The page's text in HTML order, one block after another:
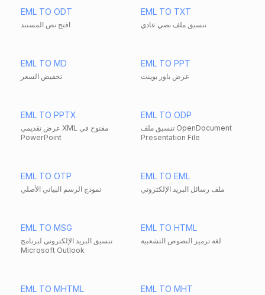
EML TO ODT
افتح نص المستند
EML TO TXT
تنسيق ملف نصي عادي
EML TO MD
تخفيض السعر
EML TO PPT
عرض باور بوينت
EML TO PPTX
عرض تقديمي XML مفتوح في
PowerPoint
EML TO ODP
تنسيق ملف OpenDocument
Presentation File
EML TO OTP
نموذج الرسم البياني الأصلي
EML TO EML
ملف رسائل البريد الإلكتروني
EML TO MSG
تنسيق البريد الإلكتروني لبرنامج
Microsoft Outlook
EML TO HTML
لغة ترميز النصوص التشعبية
EML TO MHTML EML TO MHT